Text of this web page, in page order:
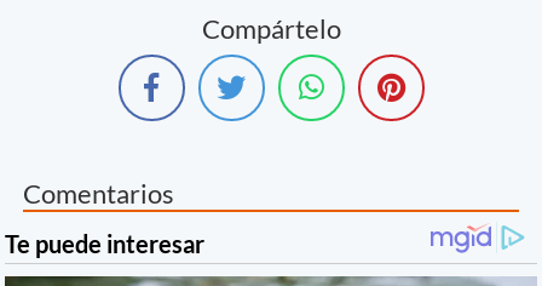
Compártelo
Comentarios